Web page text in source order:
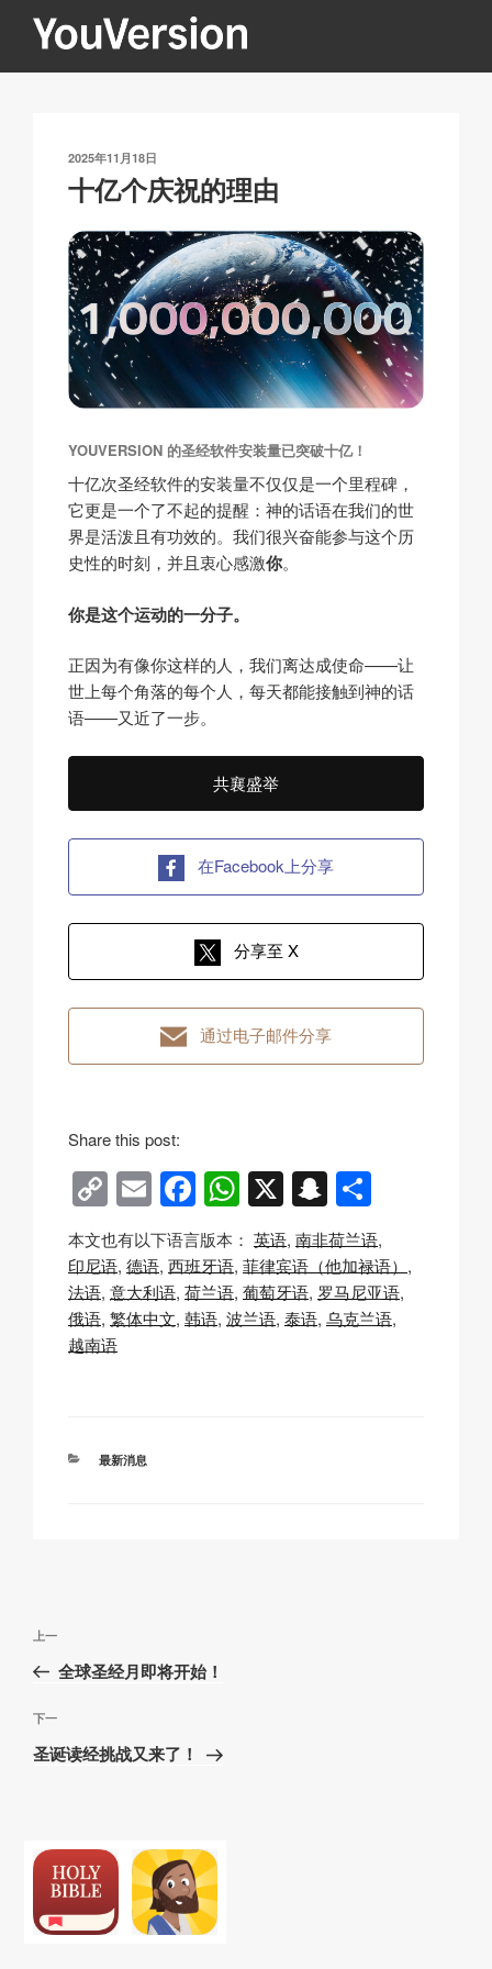
YOUVERSION
Seeking God every day.
发
2025年11月18日
十亿个庆祝的理由
YOUVERSION 的圣经软件安装量已突破十亿！
十亿次圣经软件的安装量不仅仅是一个里程碑，
它更是一个了不起的提醒：神的话语在我们的世
界是活泼且有功效的。我们很兴奋能参与这个历
史性的时刻，并且衷心感激你。
你是这个运动的一分子。
正因为有像你这样的人，我们离达成使命——让
世上每个角落的每个人，每天都能接触到神的话
语——又近了一步。
共襄盛举
在Facebook上分享
分享至 X
通过电子邮件分享
Share this post:
C
o
p
y
Li
n
E
m
ail
F
a
c
e
b
W
h
at
s
A
X S
n
a
p
c
享
本文也有以下语言版本： 英语 南非荷兰语
印尼语 德语 西班牙语 菲律宾语（他加禄语）
法语 意大利语 荷兰语 葡萄牙语 罗马尼亚语
俄语 繁体中文 韩语 波兰语 泰语 乌克兰语
越南语
分
最新消息
文
导
航
上
一
文
章
上一
全球圣经月即将开始！
下
一
下一
圣诞读经挑战又来了！